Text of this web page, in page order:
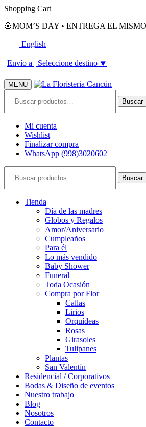
Skip
navigation
Skip
content
Shopping Cart
🌸MOM’S DAY • ENTREGA EL
English
Envío a | Seleccione destino ⯆
MENU
por:
Buscar
Mi cuenta
Wishlist
Finalizar compra
WhatsApp (998)3020602
por:
Buscar
Tienda
Día de las madres
Globos y Regalos
Amor/Aniversario
Cumpleaños
Para él
Lo más vendido
Baby Shower
Funeral
Toda Ocasión
Compra por Flor
Callas
Lirios
Orquídeas
Rosas
Girasoles
Tulipanes
Plantas
San Valentín
Residencial / Corporativos
Bodas & Diseño de eventos
Nuestro trabajo
Blog
Nosotros
Contacto